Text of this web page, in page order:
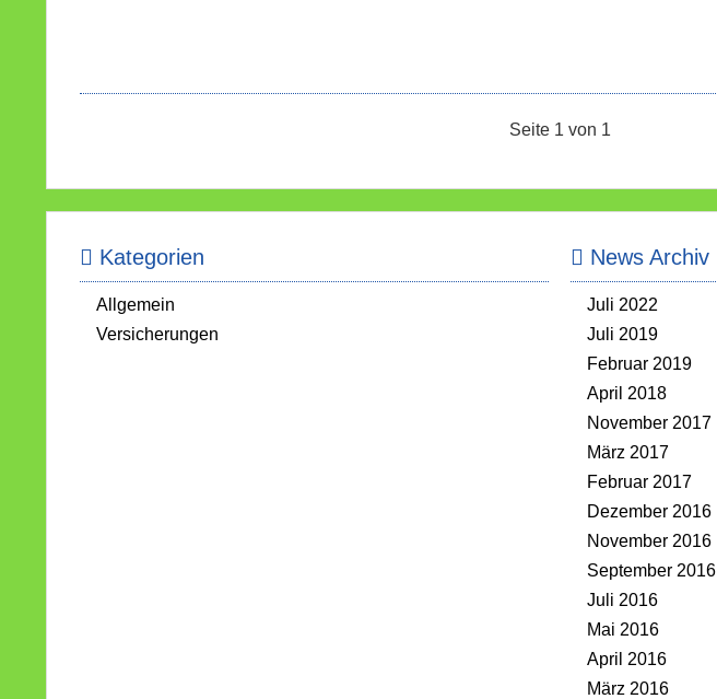
Seite 1 von 1
Kategorien
Allgemein
Versicherungen
News Archiv
Juli 2022
Juli 2019
Februar 2019
April 2018
November 2017
März 2017
Februar 2017
Dezember 2016
November 2016
September 2016
Juli 2016
Mai 2016
April 2016
März 2016